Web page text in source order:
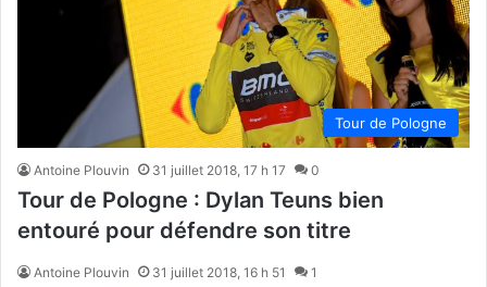
Tour de Pologne
Antoine Plouvin 31 juillet 2018, 17 h 17 0
Tour de Pologne : Dylan Teuns bien
entouré pour défendre son titre
Antoine Plouvin 31 juillet 2018, 16 h 51 1